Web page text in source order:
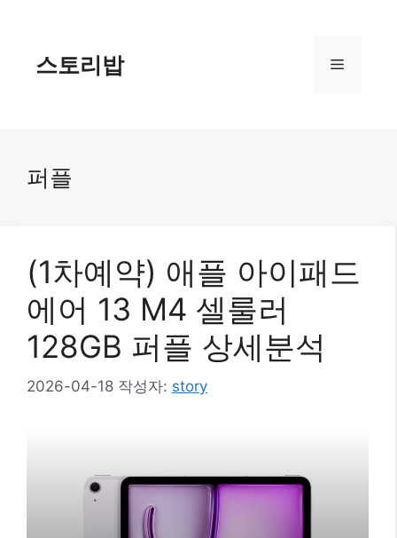
스토리밥 메
퍼플
(1차예약) 애플 아이패드
에어 13 M4 셀룰러
128GB 퍼플 상세분석
2026-04-18 작성자: story